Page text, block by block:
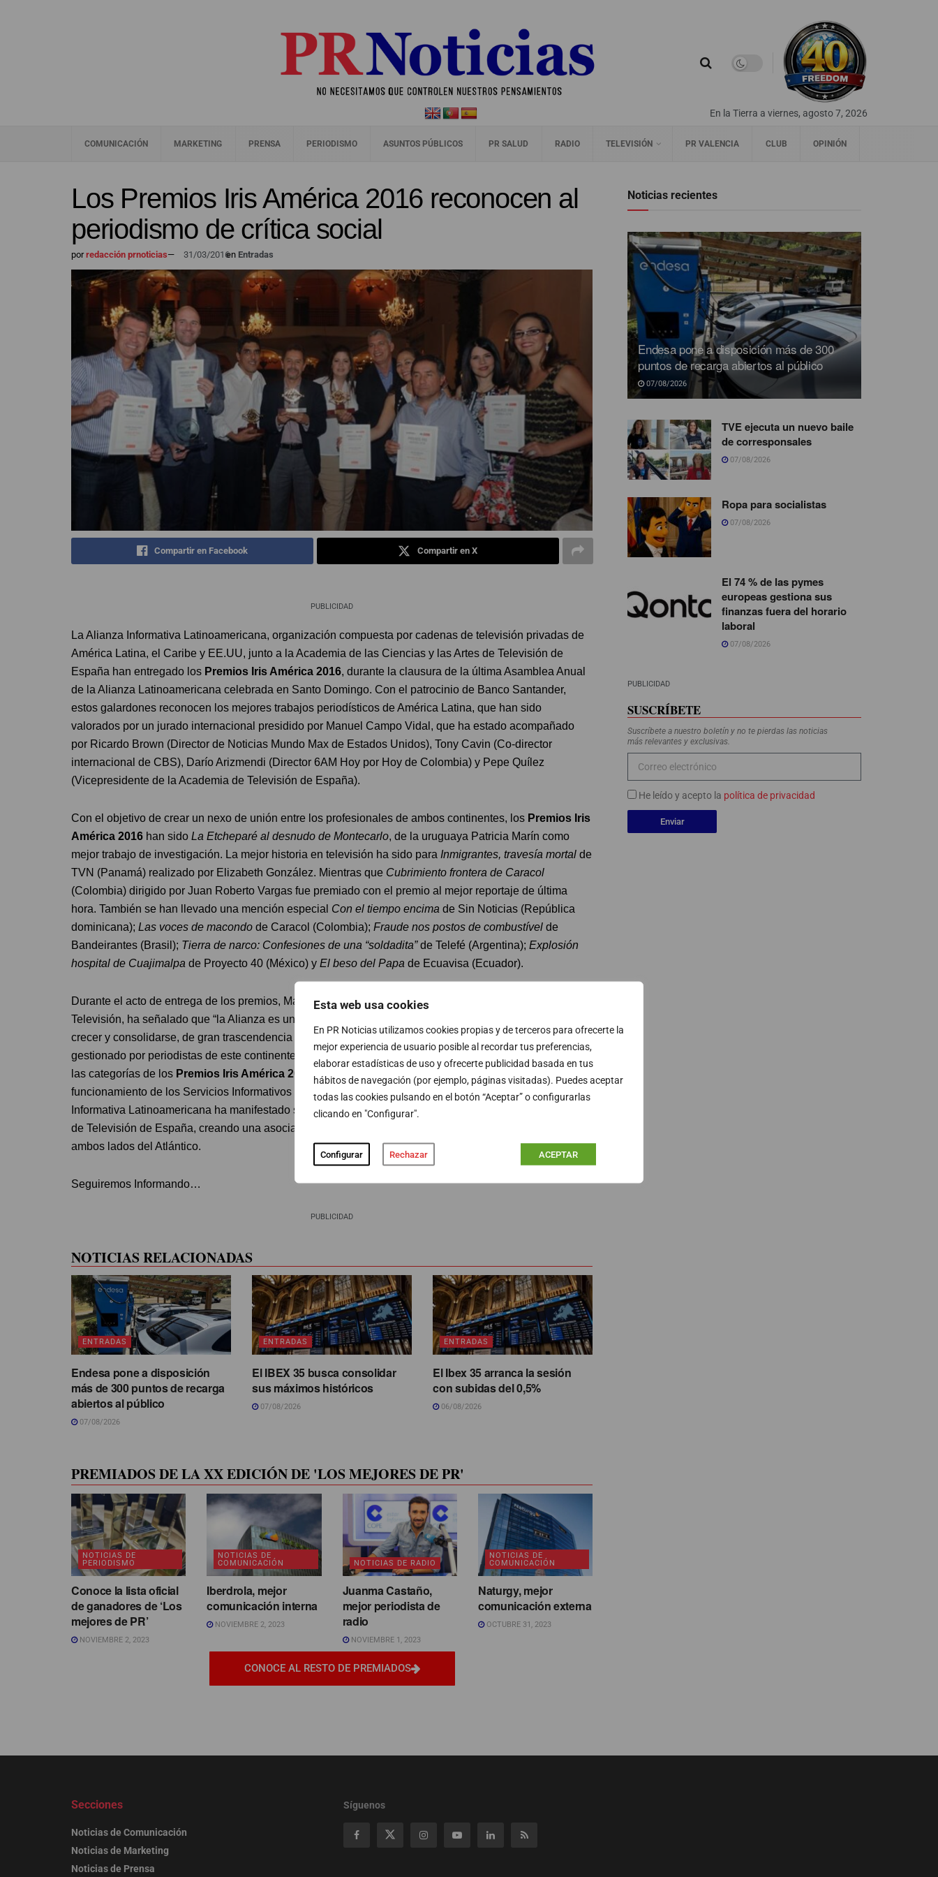
Esta web usa cookies
En PR Noticias utilizamos cookies propias y de terceros para ofrecerte la
mejor experiencia de usuario posible al recordar tus preferencias,
elaborar estadísticas de uso y ofrecerte publicidad basada en tus
hábitos de navegación (por ejemplo, páginas visitadas). Puedes aceptar
todas las cookies pulsando en el botón “Aceptar” o configurarlas
clicando en "Configurar".
Configurar Rechazar ACEPTAR
En la Tierra a viernes, agosto 7, 2026
COMUNICACIÓN MARKETING PRENSA PERIODISMO ASUNTOS PÚBLICOS PR SALUD RADIO TELEVISIÓN PR VALENCIA CLUB OPINIÓN
Los Premios Iris América 2016 reconocen al
periodismo de crítica social
porredacción prnoticias— 31/03/2016en Entradas
Compartir en Facebook Compartir en X
PUBLICIDAD
La Alianza Informativa Latinoamericana, organización compuesta por cadenas de televisión privadas de
América Latina, el Caribe y EE.UU, junto a la Academia de las Ciencias y las Artes de Televisión de
España han entregado los Premios Iris América 2016, durante la clausura de la última Asamblea Anual
de la Alianza Latinoamericana celebrada en Santo Domingo. Con el patrocinio de Banco Santander,
estos galardones reconocen los mejores trabajos periodísticos de América Latina, que han sido
valorados por un jurado internacional presidido por Manuel Campo Vidal, que ha estado acompañado
por Ricardo Brown (Director de Noticias Mundo Max de Estados Unidos), Tony Cavin (Co-director
internacional de CBS), Darío Arizmendi (Director 6AM Hoy por Hoy de Colombia) y Pepe Quílez
(Vicepresidente de la Academia de Televisión de España).
Con el objetivo de crear un nexo de unión entre los profesionales de ambos continentes, los Premios Iris
América 2016 han sido La Etcheparé al desnudo de Montecarlo, de la uruguaya Patricia Marín como
mejor trabajo de investigación. La mejor historia en televisión ha sido para Inmigrantes, travesía mortal de
TVN (Panamá) realizado por Elizabeth González. Mientras que Cubrimiento frontera de Caracol
(Colombia) dirigido por Juan Roberto Vargas fue premiado con el premio al mejor reportaje de última
hora. También se han llevado una mención especial Con el tiempo encima de Sin Noticias (República
dominicana); Las voces de macondo de Caracol (Colombia); Fraude nos postos de combustível de
Bandeirantes (Brasil); Tierra de narco: Confesiones de una “soldadita”de Telefé (Argentina); Explosión
hospital de Cuajimalpa de Proyecto 40 (México) y El beso del Papa de Ecuavisa (Ecuador).
Durante el acto de entrega de los premios, Manuel Campo Vidal, presidente de la Academia de
Televisión, ha señalado que “la Alianza es una cooperación entre televisiones de América, que vemos
crecer y consolidarse, de gran trascendencia para preservar el espacio informativo latinoamericano
gestionado por periodistas de este continente”. Es por eso que los periodistas ganadores en cada una de
las categorías de los Premios Iris América 2016
pasarán una semana en España conociendo el
funcionamiento de los Servicios Informativos de varias televisiones nacionales. De este modo, la Alianza
Informativa Latinoamericana ha manifestado su interés por continuar estrechando lazos con la Academia
de Televisión de España, creando una asociación que agrupe a profesionales de la información de
ambos lados del Atlántico.
Seguiremos Informando…
PUBLICIDAD
NOTICIAS RELACIONADAS
ENTRADAS
Endesa pone a disposición
más de 300 puntos de recarga
abiertos al público
07/08/2026
ENTRADAS
El IBEX 35 busca consolidar
sus máximos históricos
07/08/2026
ENTRADAS
El Ibex 35 arranca la sesión
con subidas del 0,5%
06/08/2026
PREMIADOS DE LA XX EDICIÓN DE 'LOS MEJORES DE PR'
NOTICIAS DE
PERIODISMO
Conoce la lista oficial
de ganadores de ‘Los
mejores de PR’
NOVIEMBRE 2, 2023
NOTICIAS DE
COMUNICACIÓN
Iberdrola, mejor
comunicación interna
NOVIEMBRE 2, 2023
NOTICIAS DE RADIO
Juanma Castaño,
mejor periodista de
radio
NOVIEMBRE 1, 2023
NOTICIAS DE
COMUNICACIÓN
Naturgy, mejor
comunicación externa
OCTUBRE 31, 2023
CONOCE AL RESTO DE PREMIADOS
Noticias recientes
Endesa pone a disposición más de 300
puntos de recarga abiertos al público
07/08/2026
TVE ejecuta un nuevo baile
de corresponsales
07/08/2026
Ropa para socialistas
07/08/2026
El 74 % de las pymes
europeas gestiona sus
finanzas fuera del horario
laboral
07/08/2026
PUBLICIDAD
SUSCRÍBETE
Suscríbete a nuestro boletín y no te pierdas las noticias
más relevantes y exclusivas.
He leído y acepto la política de privacidad
Enviar
Secciones
Noticias de Comunicación
Noticias de Marketing
Noticias de Prensa
Síguenos